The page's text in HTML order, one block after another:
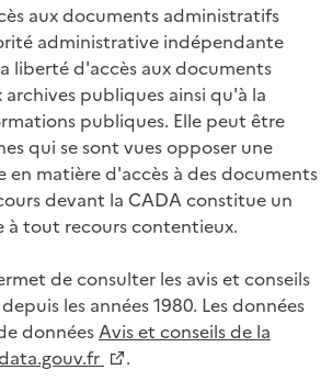
aux documents administratifs
administrative indépendante
liberté d'accès aux documents
publiques ainsi qu'à la
publiques. Elle peut être
qui se sont vues opposer une
en matière d'accès à des documents
devant la CADA constitue un
à tout recours contentieux.
de consulter les avis et conseils
les années 1980. Les données
donnéesAvis et conseils de la
.